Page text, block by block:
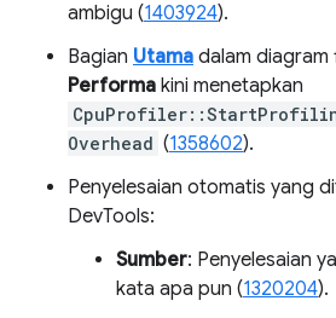
ambigu (1403924).
Bagian Utama dalam diagram
Performa kini menetapkan
Overhead (1358602).
Penyelesaian otomatis yang
DevTools:
Sumber: Penyelesaian
kata apa pun (1320204).